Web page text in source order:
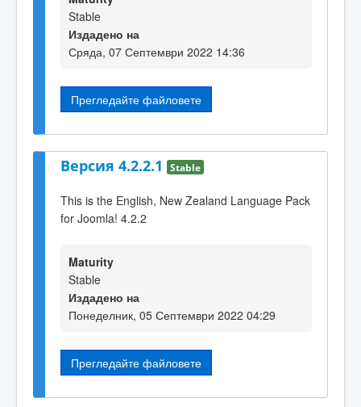
Stable
Издадено на
Сряда, 07 Септември 2022 14:36
Прегледайте файловете
Версия 4.2.2.1 Stable
This is the English, New Zealand Language Pack
for Joomla! 4.2.2
Maturity
Stable
Издадено на
Понеделник, 05 Септември 2022 04:29
Прегледайте файловете